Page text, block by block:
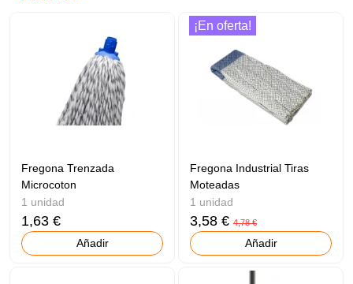
Fregona Trenzada
Microcoton
1 unidad
1,63 €
Añadir
¡En oferta!
Fregona Industrial Tiras
Moteadas
1 unidad
3,58 €4,78 €
Añadir